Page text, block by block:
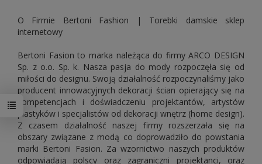
O Firmie Bertoni Fashion | Torebki damskie sklep
internetowy
Bertoni Fasion to marka należąca do firmy ARCO DESIGN
Sp. z o.o. Sp. k. Nasza pasja do mody rozpoczęła się od
miłości do designu. Swoją działalność rozpoczynaliśmy jako
producent innowacyjnych dekoracji ścian opierający się na
kompetencjach i doświadczeniu projektantów, artystów
plastyków i specjalistów od dekoracji wnętrz (home design).
Z czasem działalność naszej firmy rozszerzała się na
obszary związane z modą co doprowadziło do powstania
marki Bertoni Fasion. Za wzornictwo naszych produktów
odpowiadają polscy oraz zagraniczni projektanci, oraz